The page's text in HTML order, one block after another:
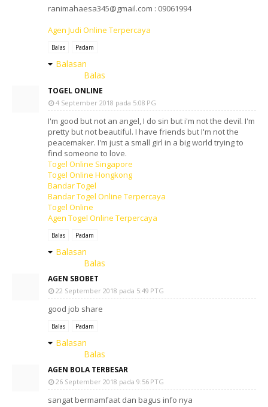
ranimahaesa345@gmail.com : 09061994
Agen Judi Online Terpercaya
Balas Padam
Balasan
Balas
TOGEL ONLINE
4 September 2018 pada 5:08 PG
I'm good but not an angel, I do sin but i'm not the devil. I'm
pretty but not beautiful. I have friends but I'm not the
peacemaker. I'm just a small girl in a big world trying to
find someone to love.
Togel Online Singapore
Togel Online Hongkong
Bandar Togel
Bandar Togel Online Terpercaya
Togel Online
Agen Togel Online Terpercaya
Balas Padam
Balasan
Balas
AGEN SBOBET
22 September 2018 pada 5:49 PTG
good job share
Balas Padam
Balasan
Balas
AGEN BOLA TERBESAR
26 September 2018 pada 9:56 PTG
sangat bermamfaat dan bagus info nya